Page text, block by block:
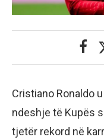
Cristiano Ronaldo
ndeshje të Kupës
tjetër rekord në